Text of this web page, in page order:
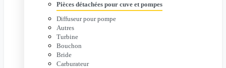
Pièces détachées pour cuve et pompes
Diffuseur pour pompe
Autres
Turbine
Bouchon
Bride
Carburateur